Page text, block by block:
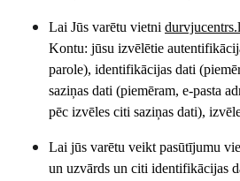
Lai Jūs varētu vietni durvjucentrs
Kontu: jūsu izvēlētie
parole), identifikācijas dati
saziņas dati (piemēram, e-pasta
pēc izvēles citi saziņas dati),
Lai jūs varētu veikt pasūtījumu
un uzvārds un citi identifikācijas